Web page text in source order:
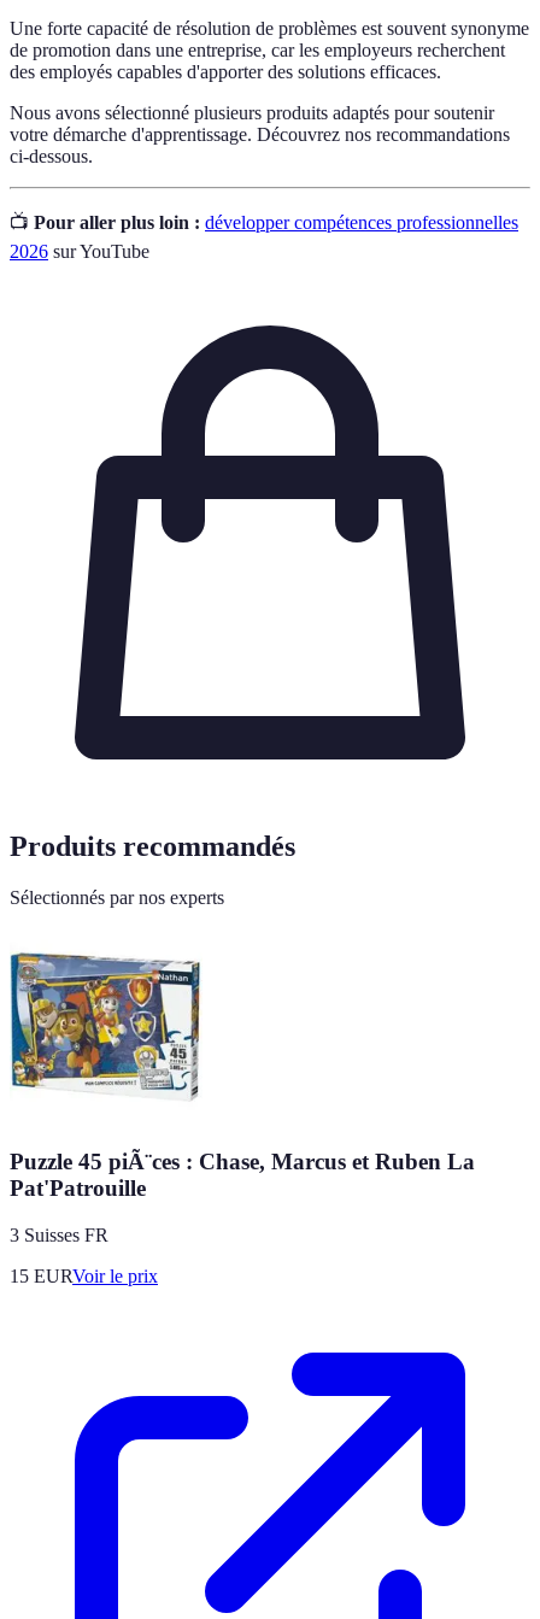
Une forte capacité de résolution de problèmes est souvent synonyme
de promotion dans une entreprise, car les employeurs recherchent
des employés capables d'apporter des solutions efficaces.
Nous avons sélectionné plusieurs produits adaptés pour soutenir
votre démarche d'apprentissage. Découvrez nos recommandations
ci-dessous.
📺 Pour aller plus loin : développer compétences professionnelles
2026 sur YouTube
Produits recommandés
Sélectionnés par nos experts
Puzzle 45 piÃ¨ces : Chase, Marcus et Ruben La
Pat'Patrouille
3 Suisses FR
15 EURVoir le prix